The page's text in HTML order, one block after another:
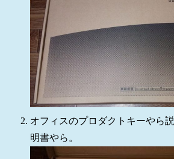
オフィスのプロダクトキーやら説
明書やら。